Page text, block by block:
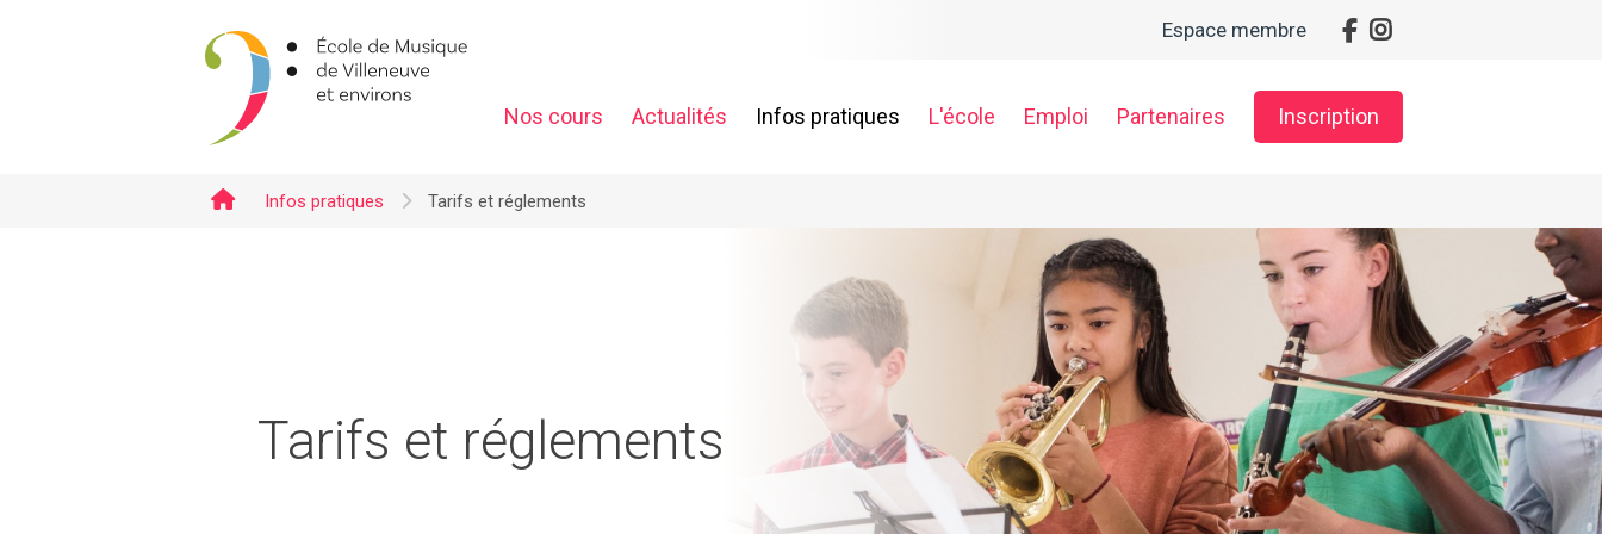
Espace membre
Nos cours Actualités Infos pratiques L'école Emploi Partenaires Inscription
Infos pratiques Tarifs et réglements
Tarifs et réglements